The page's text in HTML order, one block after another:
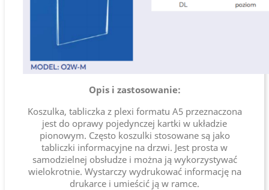
Opis i zastosowanie:
Koszulka, tabliczka z plexi formatu A5 przeznaczona
jest do oprawy pojedynczej kartki w układzie
pionowym. Często koszulki stosowane są jako
tabliczki informacyjne na drzwi. Jest prosta w
samodzielnej obsłudze i można ją wykorzystywać
wielokrotnie. Wystarczy wydrukować informację na
drukarce i umieścić ją w ramce.